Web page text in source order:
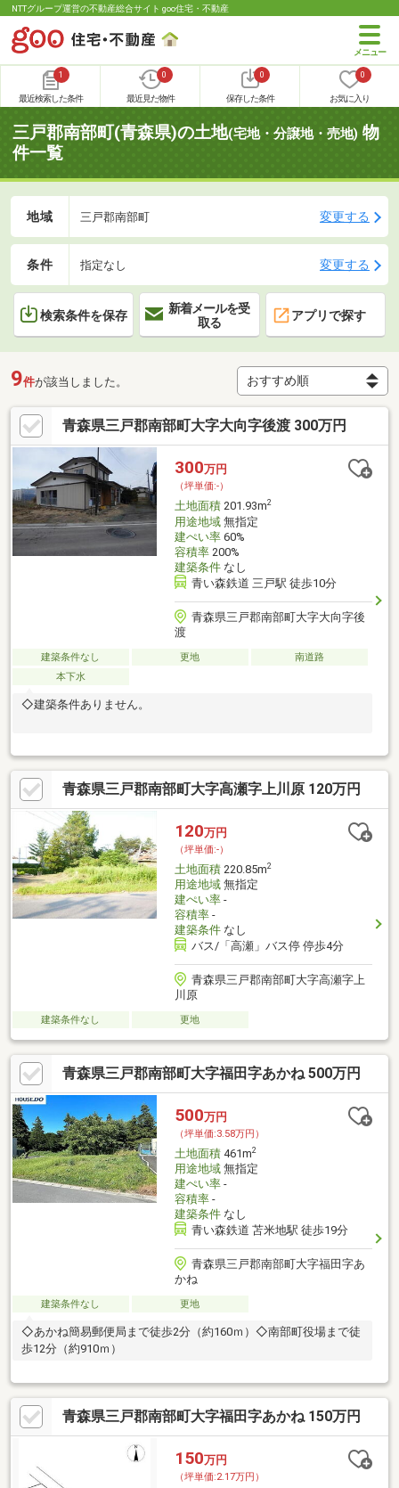
NTTグループ運営の不動産総合サイト goo住宅・不動産
1
最近検索した条件
0
最近見た物件
0
保存した条件
0
お気に入り
三戸郡南部町(青森県)の土地(宅地・分譲地・売地) 物
件一覧
地域 三戸郡南部町 変更する
条件 指定なし 変更する
検索条件を保存
新着メールを受
取る
アプリで探す
9件が該当しました。
青森県三戸郡南部町大字大向字後渡 300万円
300万円
（坪単価:-）
土地面積201.93m2
用途地域無指定
建ぺい率60%
容積率200%
建築条件なし
青い森鉄道 三戸駅 徒歩10分
青森県三戸郡南部町大字大向字後
渡
建築条件なし 更地
南道路
本下水
◇建築条件ありません。
青森県三戸郡南部町大字高瀬字上川原 120万円
120万円
（坪単価:-）
土地面積220.85m2
用途地域無指定
建ぺい率-
容積率-
建築条件なし
バス/「高瀬」バス停 停歩4分
青森県三戸郡南部町大字高瀬字上
川原
建築条件なし 更地
青森県三戸郡南部町大字福田字あかね 500万円
500万円
（坪単価:3.58万円）
土地面積461m2
用途地域無指定
建ぺい率-
容積率-
建築条件なし
青い森鉄道 苫米地駅 徒歩19分
青森県三戸郡南部町大字福田字あ
かね
建築条件なし 更地
◇あかね簡易郵便局まで徒歩2分（約160ｍ）◇南部町役場まで徒
歩12分（約910ｍ）
青森県三戸郡南部町大字福田字あかね 150万円
150万円
（坪単価:2.17万円）